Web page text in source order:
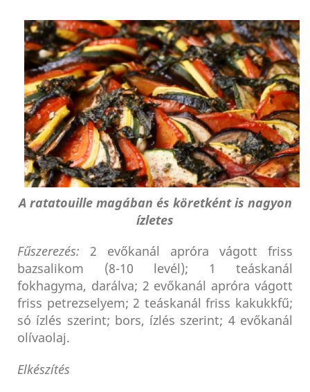
A ratatouille magában és köretként is nagyon
ízletes
Fűszerezés: 2 evőkanál apróra vágott friss
bazsalikom (8-10 levél); 1 teáskanál
fokhagyma, darálva; 2 evőkanál apróra vágott
friss petrezselyem; 2 teáskanál friss kakukkfű;
só ízlés szerint; bors, ízlés szerint; 4 evőkanál
olívaolaj.
Elkészítés